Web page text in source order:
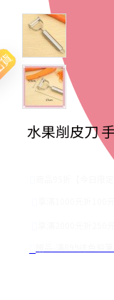
水果削皮刀
享滿1000元折100
享滿2000元折250